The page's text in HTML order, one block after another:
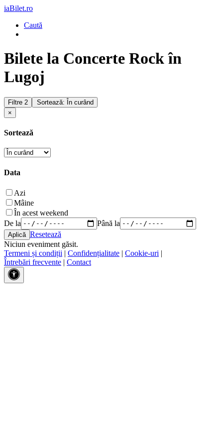
iaBilet.ro
Caută
Bilete la Concerte Rock în
Lugoj
Filtre 2
Sortează: În curând
×
Sortează
Data
Azi
Mâine
În acest weekend
De la
Până la
Resetează
Niciun eveniment găsit.
Termeni și condiții | Confidențialitate | Cookie-uri |
Întrebări frecvente | Contact